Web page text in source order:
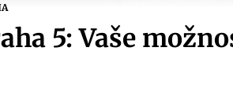
5: Vaše